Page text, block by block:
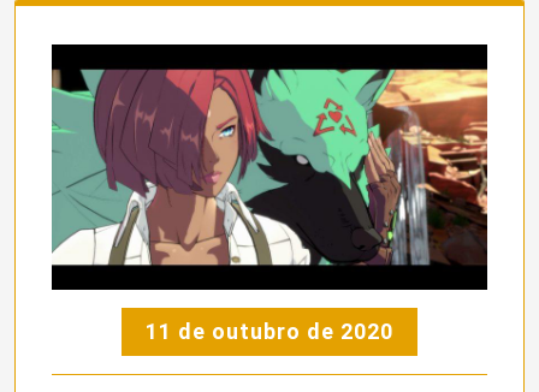
11 de outubro de 2020